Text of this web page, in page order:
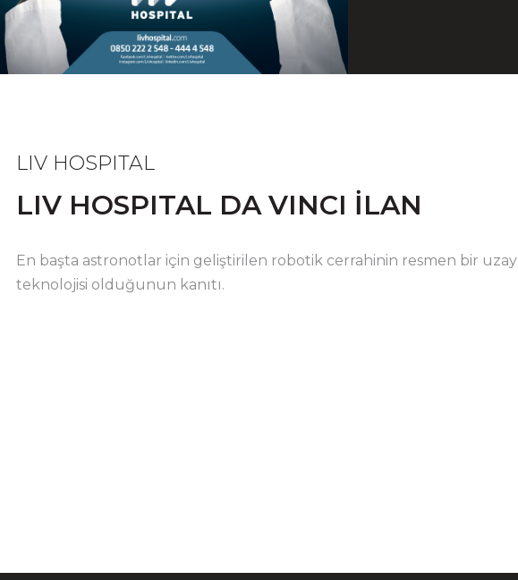
LIV HOSPITAL
LIV HOSPITAL DA VINCI İLAN
En başta astronotlar için geliştirilen robotik cerrahinin resmen bir uzay
teknolojisi olduğunun kanıtı.